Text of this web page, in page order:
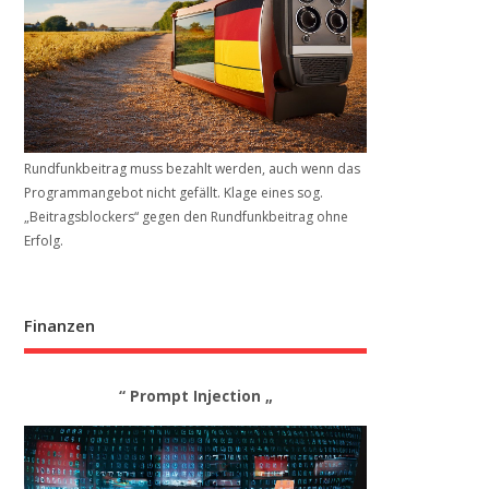
Rundfunkbeitrag muss bezahlt werden, auch wenn das
Programmangebot nicht gefällt. Klage eines sog.
„Beitrags­blockers“ gegen den Rundfunkbeitrag ohne
Erfolg.
Finanzen
“ Prompt Injection „